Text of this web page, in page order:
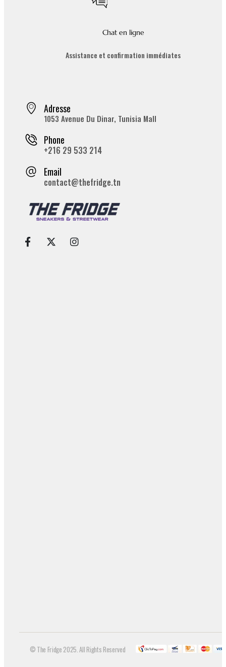
Chat en ligne
Assistance et confirmation immédiates
Adresse
1053 Avenue Du Dinar, Tunisia Mall
Phone
+216 29 533 214
Email
contact@thefridge.tn
© The Fridge 2025. All Rights Reserved